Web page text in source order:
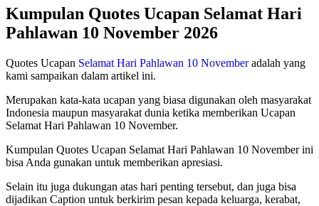
Kumpulan Quotes Ucapan Selamat Hari
Pahlawan 10 November 2026
Quotes Ucapan Selamat Hari Pahlawan 10 Novemberadalah yang
kami sampaikan dalam artikel ini.
Merupakan kata-kata ucapan yang biasa digunakan oleh masyarakat
Indonesia maupun masyarakat dunia ketika memberikan Ucapan
Selamat Hari Pahlawan 10 November.
Kumpulan Quotes Ucapan Selamat Hari Pahlawan 10 November ini
bisa Anda gunakan untuk memberikan apresiasi.
Selain itu juga dukungan atas hari penting tersebut, dan juga bisa
dijadikan Caption untuk berkirim pesan kepada keluarga, kerabat,